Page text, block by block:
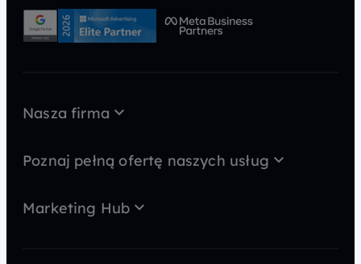
Nasza firma
Case Study
Poznaj pełną ofertę naszych usług
GEO
Marketing Hub